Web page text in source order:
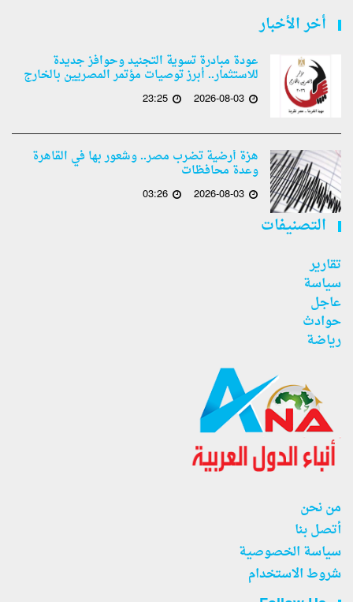
أخر الأخبار
عودة مبادرة تسوية التجنيد وحوافز جديدة
للاستثمار.. أبرز توصيات مؤتمر المصريين بالخارج
2026-08-03
23:25
هزة أرضية تضرب مصر.. وشعور بها في القاهرة
وعدة محافظات
2026-08-03
03:26
التصنيفات
تقارير
سياسة
عاجل
حوادث
رياضة
من نحن
أتصل بنا
سياسة الخصوصية
شروط الاستخدام